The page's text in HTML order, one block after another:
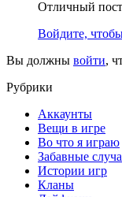
Отличный
Войдите,
Вы должны войти,
Рубрики
Аккаунты
Вещи в игре
Во что я играю
Забавные
Истории игр
Кланы